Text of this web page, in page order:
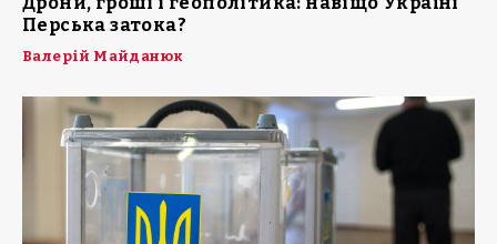
Перська затока?
Валерій Майданюк